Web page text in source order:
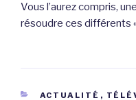
Vous l’aurez compris,
résoudre ces différents
CATÉGORIES
ACTUALITÉ ,